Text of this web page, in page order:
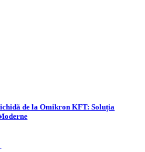
de la Omikron KFT: Soluția